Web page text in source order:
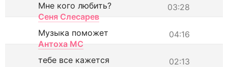
03:28
Мне кого любить?
Сеня Слесарев
04:16
Музыка поможет
Антоха МС
02:13
тебе все кажется